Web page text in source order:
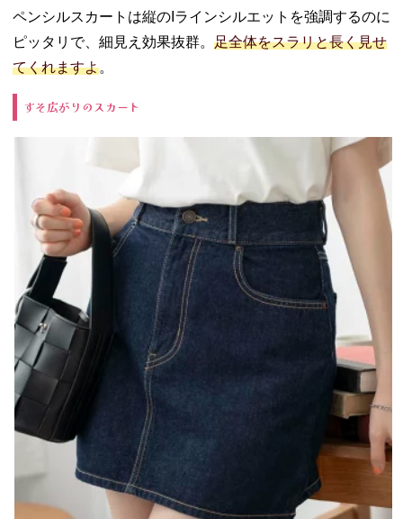
ペンシルスカートは縦のIラインシルエットを強調するのに
ピッタリで、細見え効果抜群。 足全体をスラリと長く見せ
てくれますよ。
すそ広がりのスカート